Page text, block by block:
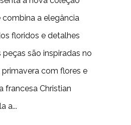
combina a elegância
floridos e detalhes
são inspiradas no
com flores e
francesa Christian
a